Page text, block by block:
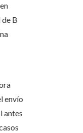
B
envío
antes